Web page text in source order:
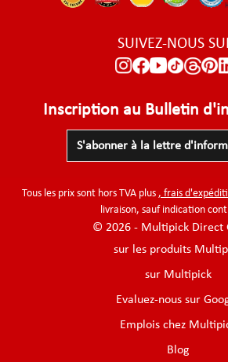
SUIVEZ-NOUS
Inscription au Bulletin
S'abonner à la lettre
Tous les prix sont hors TVA plus , frais
livraison, sauf indication
© 2026 - Multipick Direct
sur les produits
sur Multipick
Evaluez-nous sur
Emplois chez
Blog